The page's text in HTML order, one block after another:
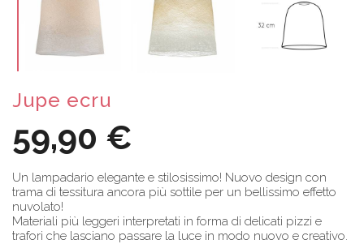
Jupe ecru
59,90 €
Un lampadario elegante e stilosissimo! Nuovo design con
trama di tessitura ancora più sottile per un bellissimo effetto
nuvolato!
Materiali più leggeri interpretati in forma di delicati pizzi e
trafori che lasciano passare la luce in modo nuovo e creativo.